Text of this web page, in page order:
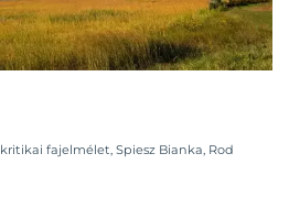
kritikai fajelmélet, Spiesz Bianka, Rod